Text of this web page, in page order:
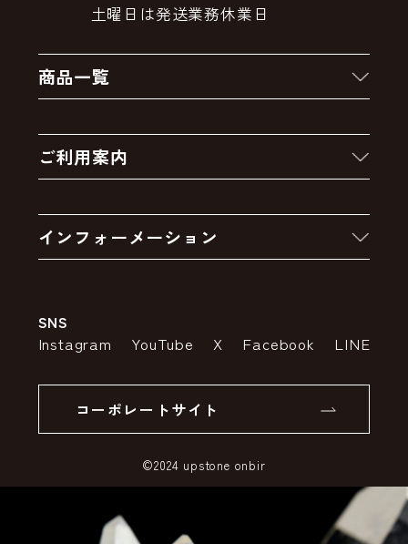
土曜日は発送業務休業日
商品一覧
クーポン
卸販売・大量注文
アウトレットセール
ご利用案内
お支払いについて
インフォーメーション
特定商取引法の表示
SSLサーバー証明書とは
SNS
Instagram YouTube X Facebook LINE
コーポレートサイト
©2024 upstone onbir